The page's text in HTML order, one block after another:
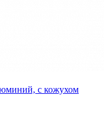
с кожухом